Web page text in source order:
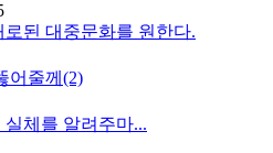
된 대중문화를 원한다.
어줄께(2)
체를 알려주마...